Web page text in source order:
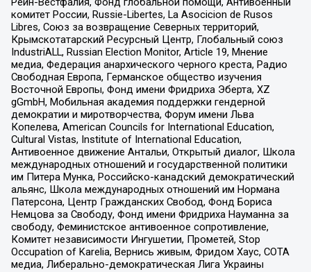
комитет России, Russie-Libertes, La Asocicion de Rusos
Libres, Союз за возвращение Северных территорий,
Крымскотатарский Ресурсный Центр, Глобальный союз
IndustriALL, Russian Election Monitor, Article 19, Мнение
медиа, Федерация анархического черного креста, Радио
Свободная Европа, Германское общество изучения
Восточной Европы, Фонд имени Фридриха Эберта, XZ
gGmbH, Мобильная академия поддержки гендерной
демократии и миротворчества, Форум имени Льва
Копелева, American Councils for International Education,
Cultural Vistas, Institute of International Education,
Антивоенное движение Антальи, Открытый диалог, Школа
международных отношений и государственной политики
им Питера Мунка, Российско-канадский демократический
альянс, Школа международных отношений им Нормана
Патерсона, Центр Гражданских Свобод, Фонд Бориса
Немцова за Свободу, Фонд имени Фридриха Науманна за
свободу, Феминистское антивоенное сопротивление,
Комитет независимости Ингушетии, Прометей, Stop
Occupation of Karelia, Вернись живым, Фридом Хаус, СОТА
медиа, Либерально-демократическая Лига Украины